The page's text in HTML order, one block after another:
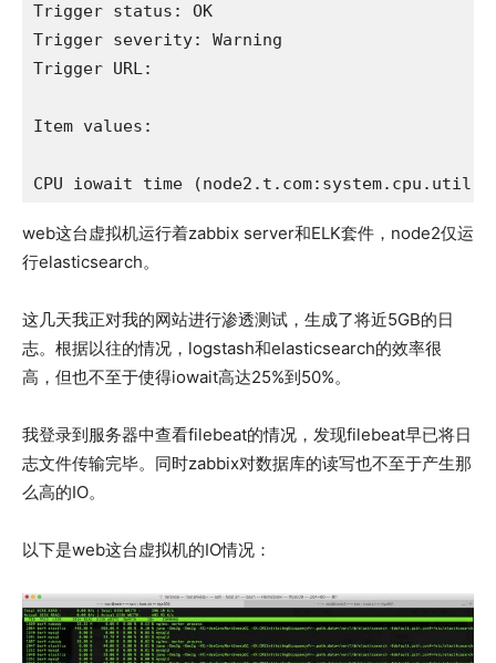
Trigger status: OK
Trigger severity: Warning
Trigger URL:
Item values:
CPU iowait time
web这台虚拟机运行着zabbix server和ELK套件，node2仅运
行elasticsearch。
这几天我正对我的网站进行渗透测试，生成了将近5GB的日
志。根据以往的情况，logstash和elasticsearch的效率很
高，但也不至于使得iowait高达25%到50%。
我登录到服务器中查看filebeat的情况，发现filebeat早已将日
志文件传输完毕。同时zabbix对数据库的读写也不至于产生那
么高的IO。
以下是web这台虚拟机的IO情况：